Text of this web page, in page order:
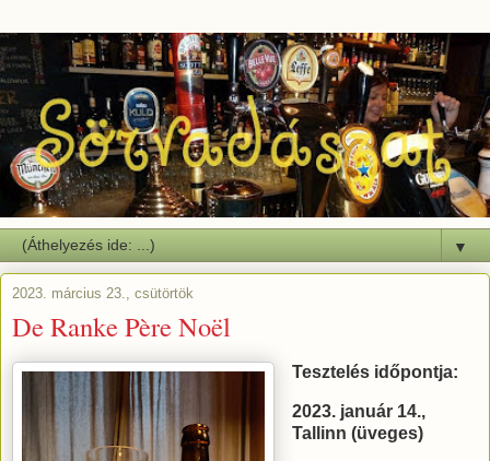
▼
2023. március 23., csütörtök
De Ranke Père Noël
Tesztelés időpontja:
2023. január 14.,
Tallinn (üveges)